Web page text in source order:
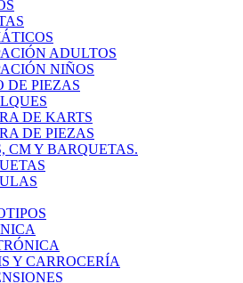
ADULTOS
NIÑOS
DE PIEZAS
DE KARTS
DE PIEZAS
CM Y BARQUETAS.
Y CARROCERÍA